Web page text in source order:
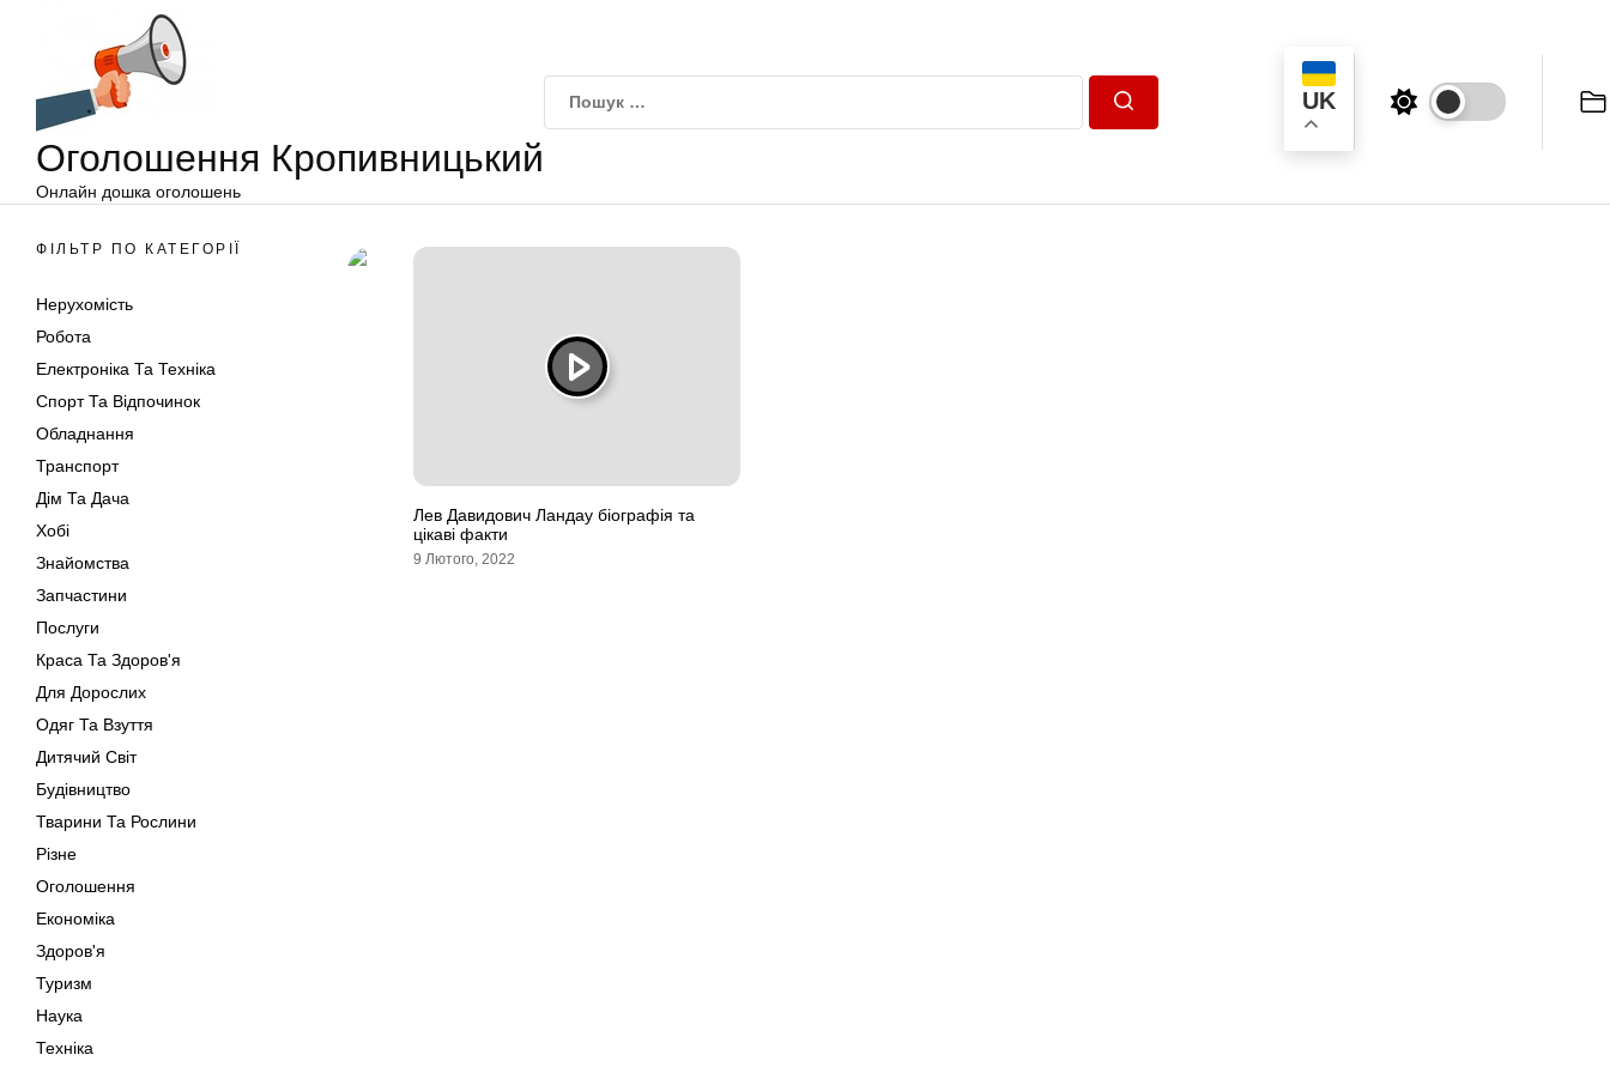
Оголошення Кропивницький
Онлайн дошка оголошень
UK
ФІЛЬТР ПО КАТЕГОРІЇ
Нерухомість
Робота
Електроніка Та Техніка
Спорт Та Відпочинок
Обладнання
Транспорт
Дім Та Дача
Хобі
Знайомства
Запчастини
Послуги
Краса Та Здоров'я
Для Дорослих
Одяг Та Взуття
Дитячий Світ
Будівництво
Тварини Та Рослини
Різне
Оголошення
Економіка
Здоров'я
Туризм
Наука
Техніка
Лев Давидович Ландау біографія та
цікаві факти
9 Лютого, 2022